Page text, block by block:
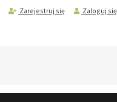
Zarejestruj się Zaloguj się